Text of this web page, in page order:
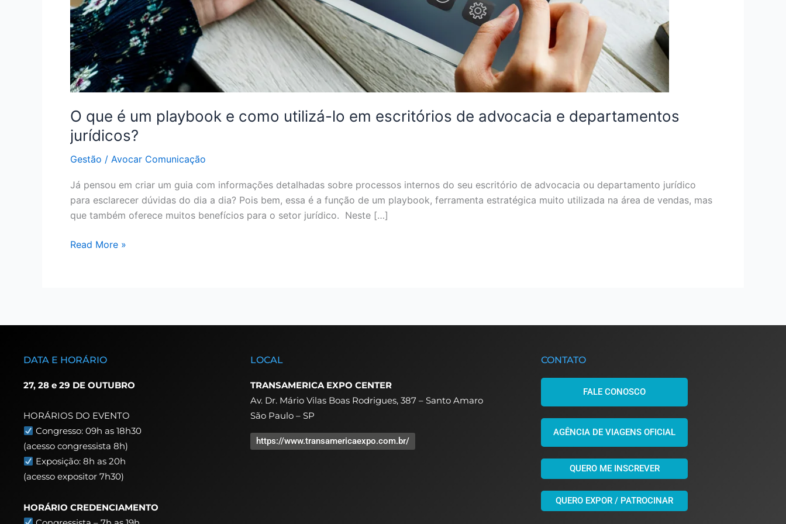
O que é um playbook e como utilizá-lo em escritórios de advocacia e departamentos
jurídicos?
Gestão / Avocar Comunicação
Já pensou em criar um guia com informações detalhadas sobre processos internos do seu escritório de advocacia ou departamento jurídico
para esclarecer dúvidas do dia a dia? Pois bem, essa é a função de um playbook, ferramenta estratégica muito utilizada na área de vendas, mas
que também oferece muitos benefícios para o setor jurídico. Neste […]
Read More »
DATA E HORÁRIO
27, 28 e 29 DE OUTUBRO
HORÁRIOS DO EVENTO
Congresso: 09h as 18h30
(acesso congressista 8h)
Exposição: 8h as 20h
(acesso expositor 7h30)
HORÁRIO CREDENCIAMENTO
LOCAL
TRANSAMERICA EXPO CENTER
Av. Dr. Mário Vilas Boas Rodrigues, 387 – Santo Amaro
São Paulo – SP
https://www.transamericaexpo.com.br/
CONTATO
FALE CONOSCO
AGÊNCIA DE VIAGENS OFICIAL
QUERO ME INSCREVER
QUERO EXPOR / PATROCINAR